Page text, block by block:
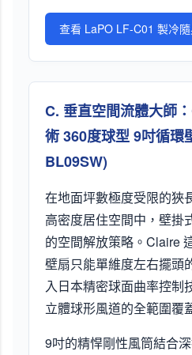
查看 LaPO LF-C01 製冷
C. 垂直空間流體大師
術 360度球型 9吋循環
BL09SW)
在地面坪數極度受限的狹
高密度居住空間中，壁掛
的空間解放策略。Claire
壁扇只能單維度左右擺頭
入日本精密球面曲率控制
立體球形風道的全範圍覆
9吋的精悍剛性風筒結合